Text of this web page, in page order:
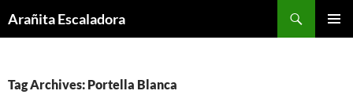
toArañita Escaladora
Tag Archives: Portella Blanca